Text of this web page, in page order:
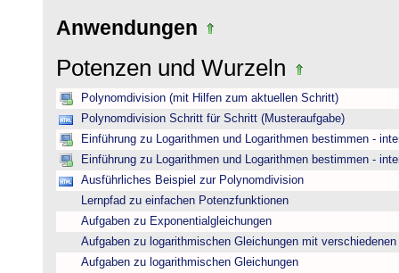
Anwendungen
Potenzen und Wurzeln
Polynomdivision (mit Hilfen zum aktuellen Schritt)
Polynomdivision Schritt für Schritt (Musteraufgabe)
Einführung zu Logarithmen und Logarithmen bestimmen -
Einführung zu Logarithmen und Logarithmen bestimmen -
Ausführliches Beispiel zur Polynomdivision
Lernpfad zu einfachen Potenzfunktionen
Aufgaben zu Exponentialgleichungen
Aufgaben zu logarithmischen Gleichungen mit verschiedenen
Aufgaben zu logarithmischen Gleichungen